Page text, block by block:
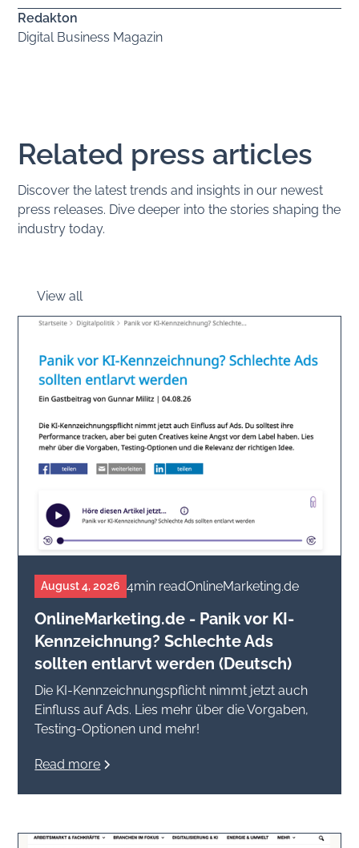
Redakton
Digital Business Magazin
Related press articles
Discover the latest trends and insights in our newest
press releases. Dive deeper into the stories shaping the
industry today.
View all
August 4, 2026 4min readOnlineMarketing.de
OnlineMarketing.de - Panik vor KI-
Kennzeichnung? Schlechte Ads
sollten entlarvt werden (Deutsch)
Die KI-Kennzeichnungspflicht nimmt jetzt auch
Einfluss auf Ads. Lies mehr über die Vorgaben,
Testing-Optionen und mehr!
Read more